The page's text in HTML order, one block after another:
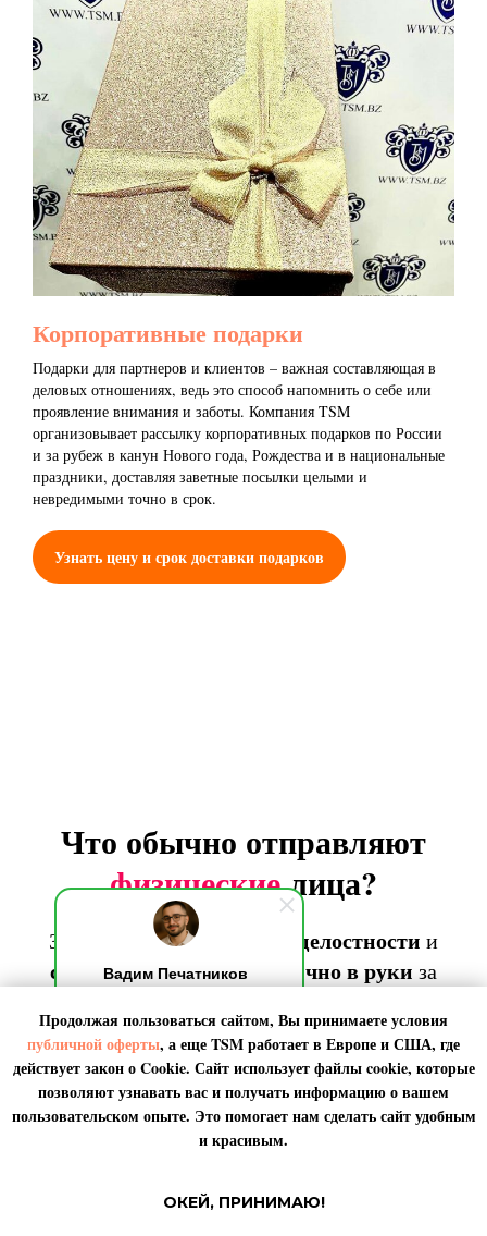
Вадим Печатников
обычно отвечаю за 10 секунд.
По любым вопросами пишите
мне. Я онлайн.
Продолжая пользоваться сайтом, Вы принимаете условия
публичной оферты, а еще TSM работает в ЕвропеиСША, где
действует закон о Cookie. Сайт использует файлы cookie, которые
позволяют узнавать вас и получать информацию о вашем
пользовательском опыте. Это помогает нам сделать сайт удобным
и красивым.
ОКЕЙ, ПРИНИМАЮ!
Корпоративные подарки
Подарки для партнеров и клиентов – важная составляющая в
деловых отношениях, ведь это способ напомнить о себе или
проявление внимания и заботы. Компания TSM
организовывает рассылку корпоративных подарков по России
и за рубеж в канун Нового года, Рождества и в национальные
праздники, доставляя заветные посылки целыми и
невредимыми точно в срок.
Узнать цену и срок доставки подарков
Что обычно отправляют
физическиелица?
Задача TSM– доставить в целостности и
сохранности,быстро личновруки за